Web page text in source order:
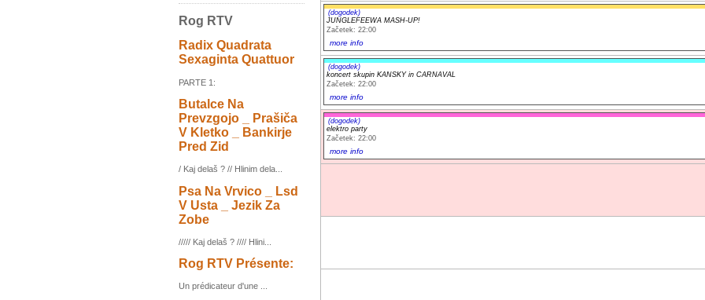
Rog RTV
Radix Quadrata
Sexaginta Quattuor
PARTE 1:
Butalce Na
Prevzgojo _ Prašiča
V Kletko _ Bankirje
Pred Zid
/ Kaj delaš ? // Hlinim dela...
Psa Na Vrvico _ Lsd
V Usta _ Jezik Za
Zobe
///// Kaj delaš ? //// Hlini...
Rog RTV Présente:
Un prédicateur d'une ...
(dogodek)
JUNGLEFEEWA MASH-UP!
Začetek: 22:00
more info
(dogodek)
koncert skupin KANSKY in CARNAVAL
Začetek: 22:00
more info
(dogodek)
elektro party
Začetek: 22:00
more info